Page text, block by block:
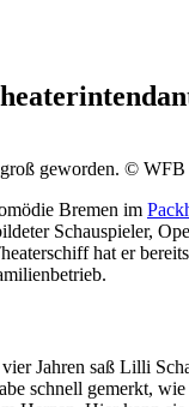
geworden. © WFB
Bremen im
Schauspieler,
hat er
Jahren saß Lilli
schnell gemerkt,